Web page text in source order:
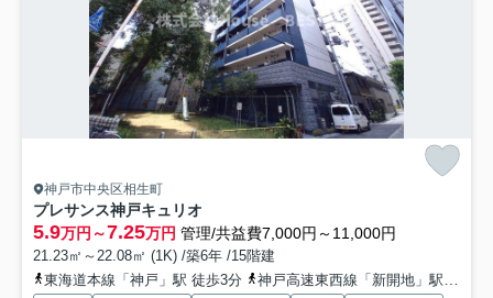
神戸市中央区相生町
プレサンス神戸キュリオ
5.9万円～7.25万円 管理/共益費7,000円～11,000円
21.23㎡～22.08㎡ (1K) /築6年 /15階建
東海道本線「神戸」駅 徒歩3分
神戸高速東西線「新開地」駅 徒歩8分